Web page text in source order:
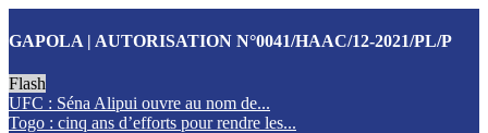
GAPOLA | AUTORISATION N°0041/HAAC/12-2021/PL/P
Flash
UFC : Séna Alipui ouvre au nom de...
Togo : cinq ans d’efforts pour rendre les...